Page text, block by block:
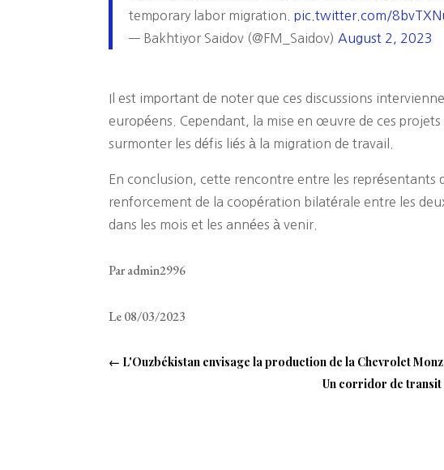
temporary labor migration.pic.twitter.com/
— Bakhtiyor Saidov (@FM_Saidov) August 2, 2023
Il est important de noter que ces discussions
européens. Cependant, la mise en œuvre de ces
surmonter les défis liés à la migration de travail.
En conclusion, cette rencontre entre les représentants
renforcement de la coopération bilatérale entre les
dans les mois et les années à venir.
Par admin2996
Le 08/03/2023
← L'Ouzbékistan envisage la production de la Chevrolet
Un corridor de transit